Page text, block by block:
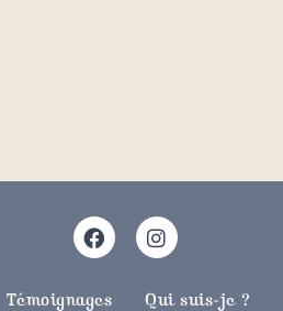
Témoignages Qui suis-je ?